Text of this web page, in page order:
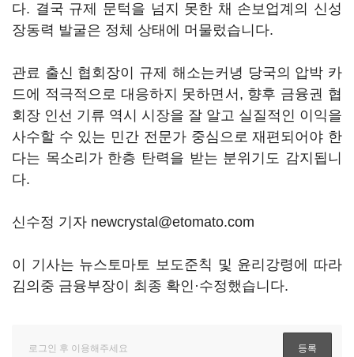
다. 결국 규제 문턱을 넘지 못한 채 손보업계의 신성
장동력 발굴은 정체 상태에 머물렀습니다.
관료 출신 협회장이 규제 해소는커녕 당국의 압박 카
드에 적극적으로 대응하지 못하면서, 향후 금융권 협
회장 인선 기류 역시 시장을 잘 알고 실질적인 이익을
사수할 수 있는 민간 전문가 중심으로 재편되어야 한
다는 목소리가 한층 탄력을 받는 분위기도 감지됩니
다.
신수정 기자 newcrystal@etomato.com
이 기사는 뉴스토마토 보도준칙 및 윤리강령에 따라
김의중 금융부장이 최종 확인·수정했습니다.